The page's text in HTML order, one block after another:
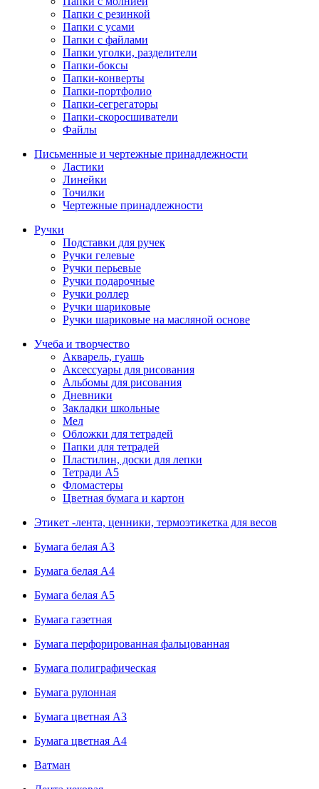
Папки с резинкой
Папки с усами
Папки с файлами
Папки уголки, разделители
Папки-боксы
Папки-конверты
Папки-портфолио
Папки-сегрегаторы
Папки-скоросшиватели
Файлы
Письменные и чертежные принадлежности
Ластики
Линейки
Точилки
Чертежные принадлежности
Ручки
Подставки для ручек
Ручки гелевые
Ручки перьевые
Ручки подарочные
Ручки роллер
Ручки шариковые
Ручки шариковые на масляной основе
Учеба и творчество
Акварель, гуашь
Аксессуары для рисования
Альбомы для рисования
Дневники
Закладки школьные
Мел
Обложки для тетрадей
Папки для тетрадей
Пластилин, доски для лепки
Тетради А5
Фломастеры
Цветная бумага и картон
Этикет -лента, ценники, термоэтикетка для весов
Бумага белая А3
Бумага белая А4
Бумага белая А5
Бумага газетная
Бумага перфорированная фальцованная
Бумага полиграфическая
Бумага рулонная
Бумага цветная А3
Бумага цветная А4
Ватман